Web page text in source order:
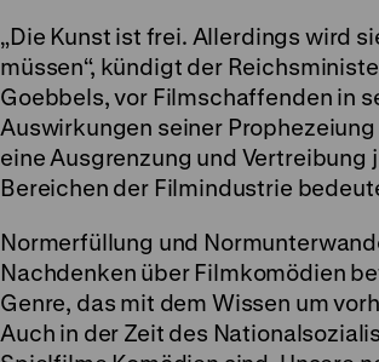
„Die Kunst ist frei. Allerdings wird
müssen“, kündigt der
Goebbels, vor Filmschaffenden in
Auswirkungen seiner
eine Ausgrenzung und
Bereichen der Filmindustrie
Normerfüllung und
Nachdenken über Filmkomödien
Genre, das mit dem Wissen um
Auch in der Zeit des